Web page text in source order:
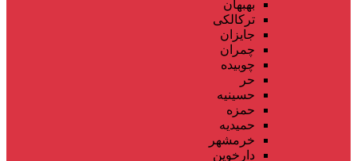
بهبهان
ترکالکی
جایزان
چمران
چوبیده
حر
حسینیه
حمزه
حمیدیه
خرمشهر
دارخوین